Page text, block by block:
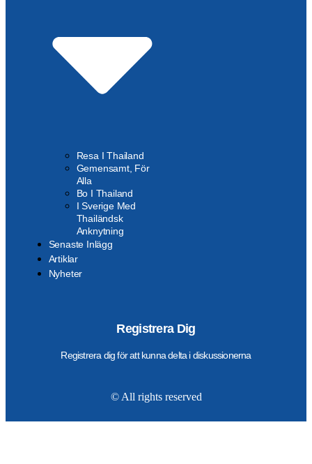
Resa I Thailand
Gemensamt, För
Alla
Bo I Thailand
I Sverige Med
Thailändsk
Anknytning
Senaste Inlägg
Artiklar
Nyheter
Registrera Dig
Registrera dig för att kunna delta i diskussionerna
© All rights reserved